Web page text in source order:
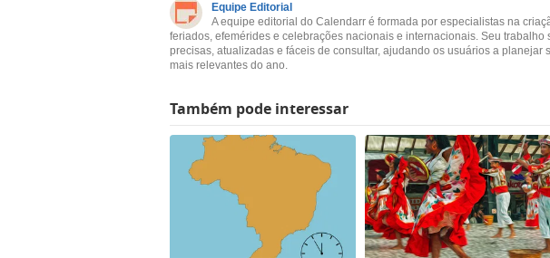
Equipe Editorial
A equipe editorial do Calendarr é formada por especialistas na
feriados, efemérides e celebrações nacionais e internacionais. Seu trabalho
precisas, atualizadas e fáceis de consultar, ajudando os usuários a planejar
mais relevantes do ano.
Também pode interessar